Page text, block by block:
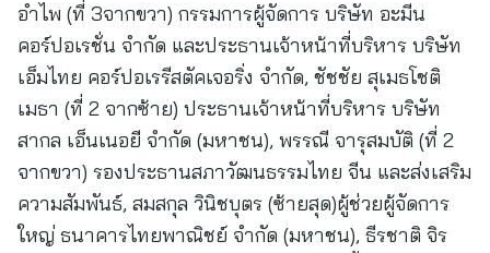
อำไพ (ที่ 3จากขวา) กรรมการผู้จัดการ บริษัท อะมีน
คอร์ปอเรชั่น จำกัด และประธานเจ้าหน้าที่บริหาร บริษัท
เอ็มไทย คอร์ปอเรรีสตัคเจอริ่ง จำกัด, ชัชชัย สุเมธโชติ
เมธา (ที่ 2 จากซ้าย) ประธานเจ้าหน้าที่บริหาร บริษัท
สากล เอ็นเนอยี จำกัด (มหาชน), พรรณี จารุสมบัติ (ที่ 2
จากขวา) รองประธานสภาวัฒนธรรมไทย จีน และส่งเสริม
ความสัมพันธ์, สมสกุล วินิชบุตร (ซ้ายสุด)ผู้ช่วยผู้จัดการ
ใหญ่ ธนาคารไทยพาณิชย์ จำกัด (มหาชน), ธีรชาติ จิร